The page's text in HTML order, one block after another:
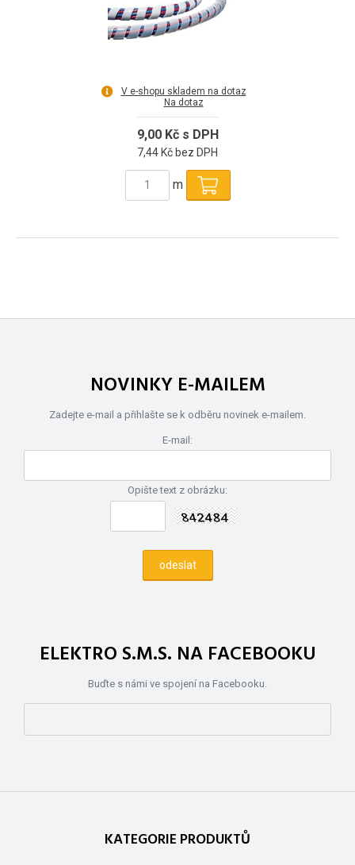
V e-shopu skladem na dotaz
Na dotaz
9,00 Kč s DPH
7,44 Kč bez DPH
m
NOVINKY E-MAILEM
Zadejte e-mail a přihlašte se k odběru novinek e-mailem.
E-mail:
Opište text z obrázku:
ELEKTRO S.M.S. NA FACEBOOKU
Buďte s námi ve spojení na Facebooku.
KATEGORIE PRODUKTŮ